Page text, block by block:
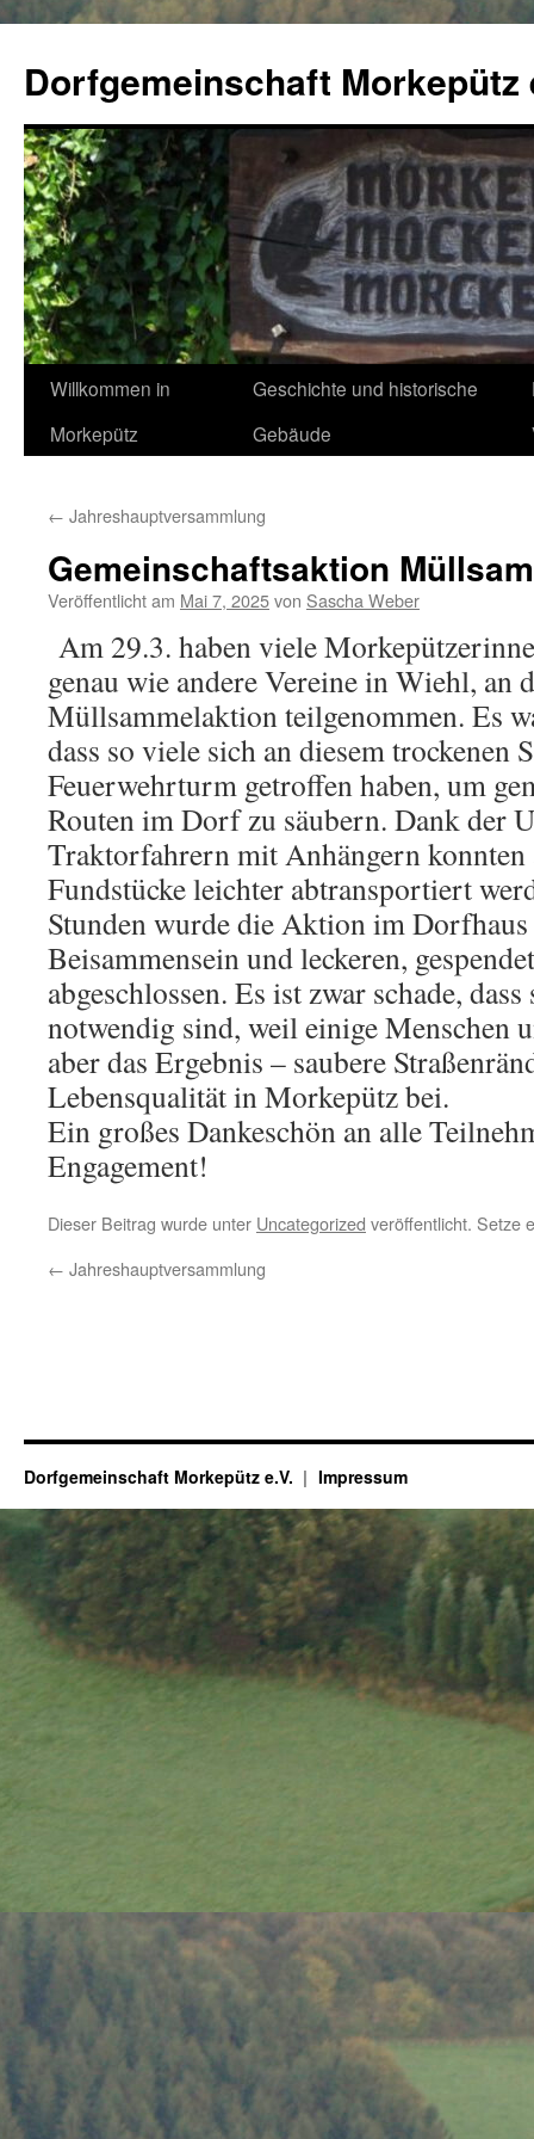
springen
Dorfgemeinschaft Morkepütz
Willkommen in
Morkepütz
Geschichte und historische
Gebäude
← Jahreshauptversammlung
Gemeinschaftsaktion
Veröffentlicht am Mai 7, 2025von Sascha Weber
Am 29.3. haben viele
genau wie andere Vereine in Wiehl, an
Müllsammelaktion teilgenommen. Es
dass so viele sich an diesem trockenen
Feuerwehrturm getroffen haben, um
Routen im Dorf zu säubern. Dank der
Traktorfahrern mit Anhängern konnten
Fundstücke leichter abtransportiert
Stunden wurde die Aktion im
Beisammensein und leckeren,
abgeschlossen. Es ist zwar schade,
notwendig sind, weil einige Menschen
aber das Ergebnis – saubere
Lebensqualität in Morkepütz bei.
Ein großes Dankeschön an alle
Engagement!
Dieser Beitrag wurde unter Uncategorized veröffentlicht. Setze
← Jahreshauptversammlung
Dorfgemeinschaft Morkepütz e.V. Impressum